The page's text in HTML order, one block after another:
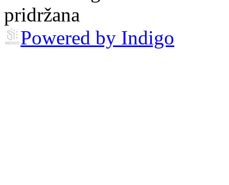
pridržana
Powered by Indigo